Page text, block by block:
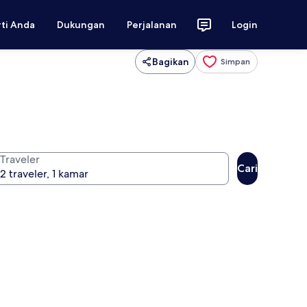
Anda Dukungan Perjalanan Login
Bagikan Simpan
Traveler
Cari